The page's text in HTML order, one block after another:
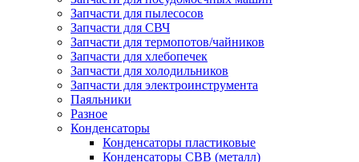
Запчасти для пылесосов
Запчасти для СВЧ
Запчасти для термопотов/чайников
Запчасти для хлебопечек
Запчасти для холодильников
Запчасти для электроинструмента
Паяльники
Разное
Конденсаторы
Конденсаторы пластиковые
Конденсаторы CBB (металл)